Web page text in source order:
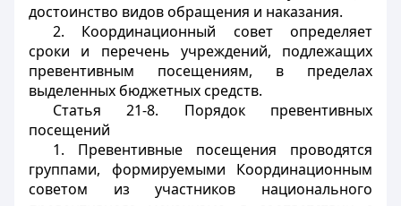
достоинство видов обращения и наказания.
2. Координационный совет определяет
сроки и перечень учреждений, подлежащих
превентивным посещениям, в пределах
выделенных бюджетных средств.
Статья 21-8. Порядок превентивных
посещений
1. Превентивные посещения проводятся
группами, формируемыми Координационным
советом из участников национального